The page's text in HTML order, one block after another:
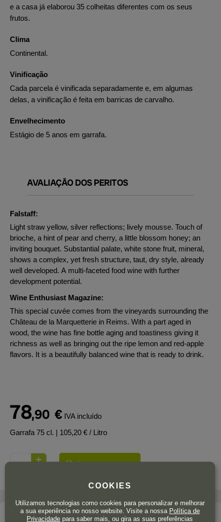
e a casa já elaborou 35 colheitas diferentes com os seus
frutos.
Clima
Continental.
Vinificação
Cada parcela é vinificada separadamente e, em algumas
delas, a vinificação é feita em barricas de carvalho.
Envelhecimento
Estágio de 5 anos em garrafa.
AVALIAÇÃO DOS PERITOS
Falstaff:
Light straw yellow, silver reflections; lively mousse. Touch of
brioche, a hint of pear and cherry, a little blossom honey; an
inviting bouquet. Substantial palate, white stone fruit, mineral,
shows a complex, yet fresh structure, taut, dry style, already
well developed. A multi-faceted food wine with further
development potential.
Wine Enthusiast Magazine:
This special cuvée comes from the vineyards surrounding the
Château de la Marquetterie in Reims. With a part aged in
wood, the wine has fine bottle aging and toastiness giving it
richness as well as bringing out the ripe lemon and red-apple
flavors. It is a beautifully balanced wine that is ready to drink.
78,90 € IVA incluído
Garrafa 75 cl. | 105,20 € / Litro
A adega
COOKIES
Utilizamos tecnologias como cookies para personalizar e melhorar
a sua experiência no nosso website. Visite a nossa Política de
Privacidade para saber mais, ou gira as suas preferências